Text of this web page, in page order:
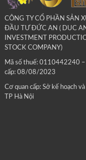
CÔNG TY CỔ PHẦN SẢN
ĐẦU TƯ ĐỨC AN ( DUC
INVESTMENT
STOCK COMPANY)
Mã số thuế: 0110442240
cấp: 08/08/2023
Cơ quan cấp: Sở kế hoạch
TP Hà Nội